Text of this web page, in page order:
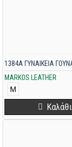
MARKOS LEATHER
M
Καλάθι